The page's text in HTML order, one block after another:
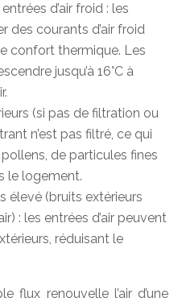
d’air froid : les
des courants d’air froid
confort thermique. Les
jusqu’à 16°C à
(si pas de filtration ou
n’est pas filtré, ce qui
de particules fines
le logement.
élevé (bruits extérieurs
: les entrées d’air peuvent
réduisant le
flux renouvelle l’air d’une